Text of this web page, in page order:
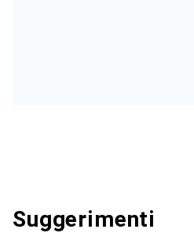
Suggerimenti